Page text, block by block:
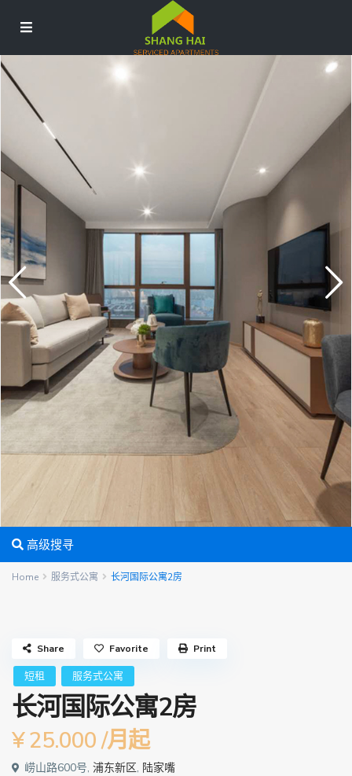
高级搜寻
Home 服务式公寓 长河国际公寓2房
短租 服务式公寓
长河国际公寓2房
¥ 25.000/月起
崂山路600号, 浦东新区, 陆家嘴
Share Favorite Print